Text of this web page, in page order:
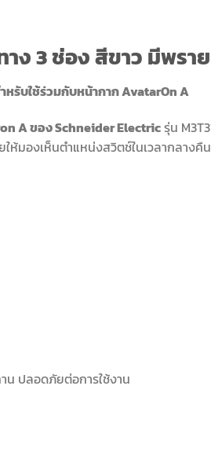
3 ช่อง สีขาว มีพราย
หรับใช้ร่วมกับหน้ากาก AvatarOn A
A ของ Schneider Electricรุ่น
ห้มองเห็นตำแหน่งสวิตช์ในเวลากลางคืน
ปลอดภัยต่อการใช้งาน